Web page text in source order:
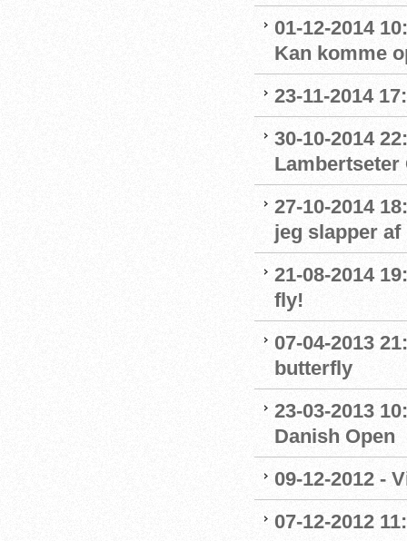
01-12-2014
Kan komme
23-11-2014
30-10-2014
Lambertseter
27-10-2014
jeg slapper af
21-08-2014
fly!
07-04-2013
butterfly
23-03-2013
Danish Open
09-12-2012 -
07-12-2012